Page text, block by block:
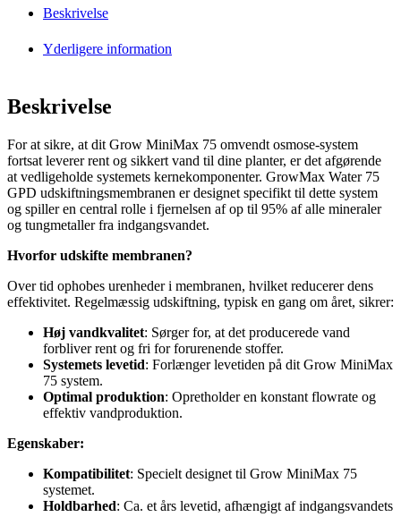
Beskrivelse
Yderligere information
Beskrivelse
For at sikre, at dit Grow MiniMax 75 omvendt osmose-system
fortsat leverer rent og sikkert vand til dine planter, er det afgørende
at vedligeholde systemets kernekomponenter. GrowMax Water 75
GPD udskiftningsmembranen er designet specifikt til dette system
og spiller en central rolle i fjernelsen af op til 95% af alle mineraler
og tungmetaller fra indgangsvandet.
Hvorfor udskifte membranen?
Over tid ophobes urenheder i membranen, hvilket reducerer dens
effektivitet. Regelmæssig udskiftning, typisk en gang om året, sikrer:
Høj vandkvalitet: Sørger for, at det producerede vand
forbliver rent og fri for forurenende stoffer.
Systemets levetid: Forlænger levetiden på dit Grow MiniMax
75 system.
Optimal produktion: Opretholder en konstant flowrate og
effektiv vandproduktion.
Egenskaber:
Kompatibilitet: Specielt designet til Grow MiniMax 75
systemet.
Holdbarhed: Ca. et års levetid, afhængigt af indgangsvandets